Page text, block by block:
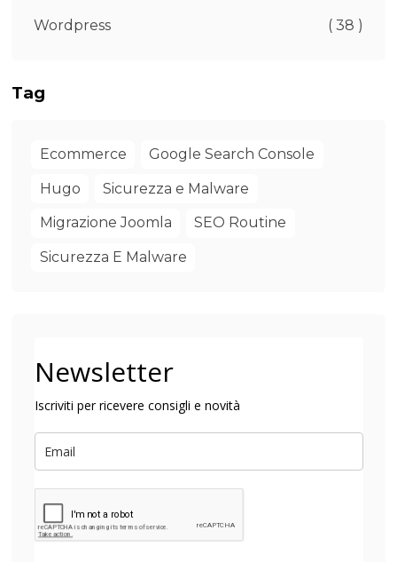
Wordpress ( 38 )
Tag
Ecommerce Google Search Console
Hugo Sicurezza e Malware
Migrazione Joomla SEO Routine
Sicurezza E Malware
Newsletter
Iscriviti per ricevere consigli e novità